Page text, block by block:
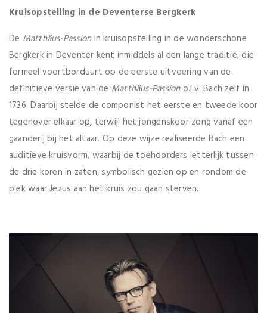
Kruisopstelling in de Deventerse Bergkerk
De Matthäus-Passionin kruisopstelling in de wonderschone
Bergkerk in Deventer kent inmiddels al een lange traditie, die
formeel voortborduurt op de eerste uitvoering van de
definitieve versie van de Matthäus-Passion o.l.v. Bach zelf in
1736. Daarbij stelde de componist het eerste en tweede koor
tegenover elkaar op, terwijl het jongenskoor zong vanaf een
gaanderij bij het altaar. Op deze wijze realiseerde Bach een
auditieve kruisvorm, waarbij de toehoorders letterlijk tussen
de drie koren in zaten, symbolisch gezien op en rondom de
plek waar Jezus aan het kruis zou gaan sterven.